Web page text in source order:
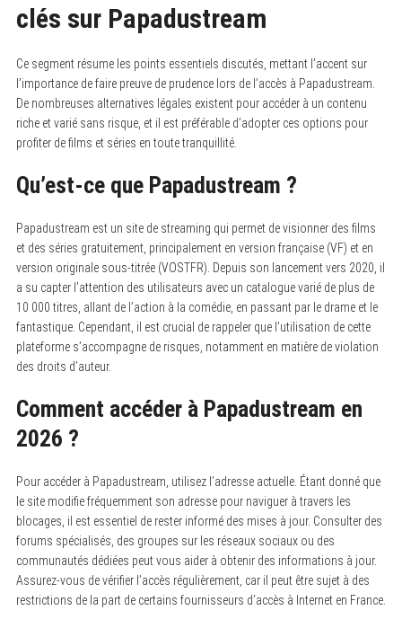
clés sur Papadustream
Ce segment résume les points essentiels discutés, mettant l’accent sur
l’importance de faire preuve de prudence lors de l’accès à Papadustream.
De nombreuses alternatives légales existent pour accéder à un contenu
riche et varié sans risque, et il est préférable d’adopter ces options pour
profiter de films et séries en toute tranquillité.
Qu’est-ce que Papadustream ?
Papadustream est un site de streaming qui permet de visionner des films
et des séries gratuitement, principalement en version française (VF) et en
version originale sous-titrée (VOSTFR). Depuis son lancement vers 2020, il
a su capter l’attention des utilisateurs avec un catalogue varié de plus de
10 000 titres, allant de l’action à la comédie, en passant par le drame et le
fantastique. Cependant, il est crucial de rappeler que l’utilisation de cette
plateforme s’accompagne de risques, notamment en matière de violation
des droits d’auteur.
Comment accéder à Papadustream en
2026 ?
Pour accéder à Papadustream, utilisez l’adresse actuelle. Étant donné que
le site modifie fréquemment son adresse pour naviguer à travers les
blocages, il est essentiel de rester informé des mises à jour. Consulter des
forums spécialisés, des groupes sur les réseaux sociaux ou des
communautés dédiées peut vous aider à obtenir des informations à jour.
Assurez-vous de vérifier l’accès régulièrement, car il peut être sujet à des
restrictions de la part de certains fournisseurs d’accès à Internet en France.